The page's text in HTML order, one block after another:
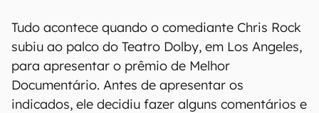
Tudo acontece quando o comediante Chris Rock
subiu ao palco do Teatro Dolby, em Los Angeles,
para apresentar o prêmio de Melhor
Documentário. Antes de apresentar os
indicados, ele decidiu fazer alguns comentários e